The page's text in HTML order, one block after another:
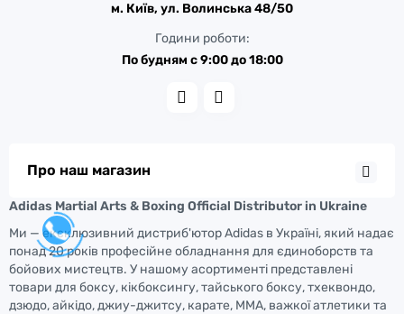
м. Київ, ул. Волинська 48/50
Години роботи:
По будням с 9:00 до 18:00
Про наш магазин
Adidas Martial Arts & Boxing Official Distributor in Ukraine
Ми — ексклюзивний дистриб'ютор Adidas в Україні, який надає
понад 20 років професійне обладнання для єдиноборств та
бойових мистецтв. У нашому асортименті представлені
товари для боксу, кікбоксингу, тайського боксу, тхеквондо,
дзюдо, айкідо, джиу-джитсу, карате, ММА, важкої атлетики та